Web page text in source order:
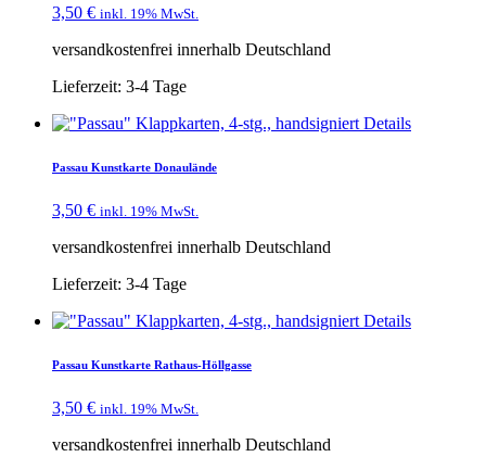
3,50 € inkl. 19% MwSt.
versandkostenfrei innerhalb Deutschland
Lieferzeit: 3-4 Tage
Details
Passau Kunstkarte Donaulände
3,50 € inkl. 19% MwSt.
versandkostenfrei innerhalb Deutschland
Lieferzeit: 3-4 Tage
Details
Passau Kunstkarte Rathaus-Höllgasse
3,50 € inkl. 19% MwSt.
versandkostenfrei innerhalb Deutschland